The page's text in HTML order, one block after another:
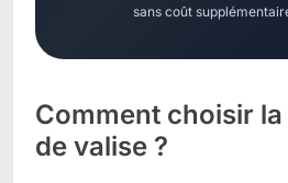
sans coût
Comment choisir
de valise ?